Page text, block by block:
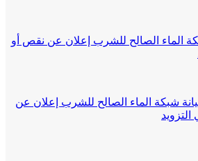
الماء الصالح للشرب إعلان عن نقص أو
شبكة الماء الصالح للشرب إعلان عن